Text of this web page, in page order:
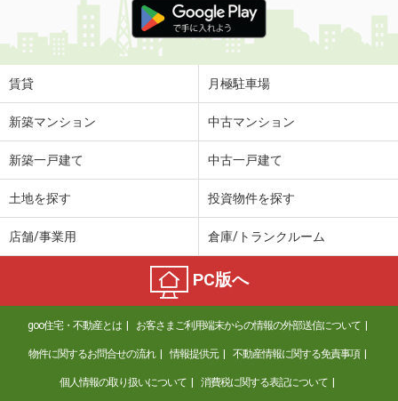
賃貸 月極駐車場
新築マンション 中古マンション
新築一戸建て 中古一戸建て
土地を探す 投資物件を探す
店舗/事業用 倉庫/トランクルーム
PC版へ
goo住宅・不動産とは お客さまご利用端末からの情報の外部送信について
物件に関するお問合せの流れ 情報提供元 不動産情報に関する免責事項
個人情報の取り扱いについて 消費税に関する表記について